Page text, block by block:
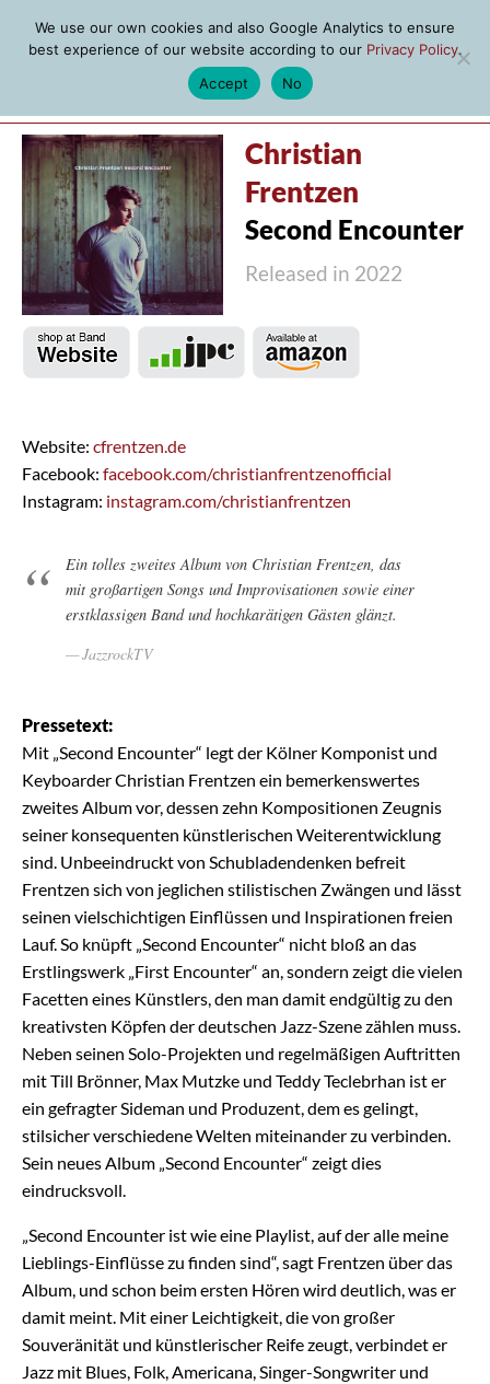
Christian
Frentzen
Second Encounter
Released in 2022
Website: cfrentzen.de
Facebook: facebook.com/christianfrentzenofficial
Instagram: instagram.com/christianfrentzen
Ein tolles zweites Album von Christian Frentzen, das
mit großartigen Songs und Improvisationen sowie einer
erstklassigen Band und hochkarätigen Gästen glänzt.
JazzrockTV
Pressetext:
Mit „Second Encounter“ legt der Kölner Komponist und
Keyboarder Christian Frentzen ein bemerkenswertes
zweites Album vor, dessen zehn Kompositionen Zeugnis
seiner konsequenten künstlerischen Weiterentwicklung
sind. Unbeeindruckt von Schubladendenken befreit
Frentzen sich von jeglichen stilistischen Zwängen und lässt
seinen vielschichtigen Einflüssen und Inspirationen freien
Lauf. So knüpft „Second Encounter“ nicht bloß an das
Erstlingswerk „First Encounter“ an, sondern zeigt die vielen
Facetten eines Künstlers, den man damit endgültig zu den
kreativsten Köpfen der deutschen Jazz-Szene zählen muss.
Neben seinen Solo-Projekten und regelmäßigen Auftritten
mit Till Brönner, Max Mutzke und Teddy Teclebrhan ist er
ein gefragter Sideman und Produzent, dem es gelingt,
stilsicher verschiedene Welten miteinander zu verbinden.
Sein neues Album „Second Encounter“ zeigt dies
eindrucksvoll.
„Second Encounter ist wie eine Playlist, auf der alle meine
Lieblings-Einflüsse zu finden sind“, sagt Frentzen über das
Album, und schon beim ersten Hören wird deutlich, was er
damit meint. Mit einer Leichtigkeit, die von großer
Souveränität und künstlerischer Reife zeugt, verbindet er
Jazz mit Blues, Folk, Americana, Singer-Songwriter und
We use our own cookies and also Google Analytics to ensure
best experience of our website according to our Privacy Policy.
Accept
No